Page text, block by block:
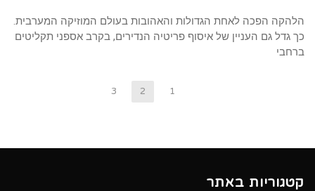
הלהקה הפכה לאחת הגדולות והאהובות בעולם המוזיקה המערבית.
כך גדל גם העניין של איסוף פריטיה הנדירים, בקרב אספני תקליטים
ברחבי
1
2
3
קטגוריות באתר